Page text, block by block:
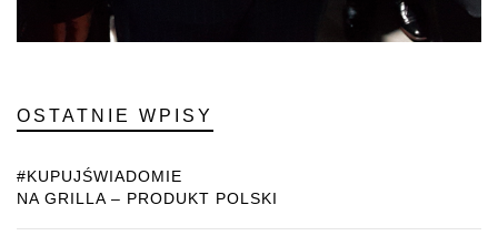
OSTATNIE WPISY
#KUPUJŚWIADOMIE
NA GRILLA – PRODUKT POLSKI